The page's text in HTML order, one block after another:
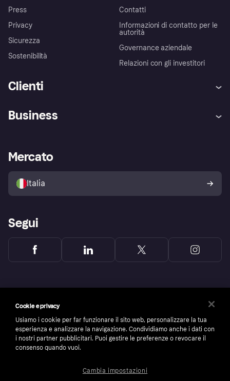
Press
Privacy
Sicurezza
Sostenibilità
Contatti
Informazioni di contatto per le
autorità
Governance aziendale
Relazioni con gli investitori
Clienti
Assistenza
Esplora i negozi
Politica di protezione
dell'acquirente Klarna
Business
Accesso aziende
Mercato
Italia
Segui
Cookie e privacy
Usiamo i cookie per far funzionare il sito web, personalizzare la tua
esperienza e analizzare la navigazione. Condividiamo anche i dati con
i nostri partner pubblicitari. Puoi gestire le preferenze o revocare il
consenso quando vuoi.
Cambia impostazioni